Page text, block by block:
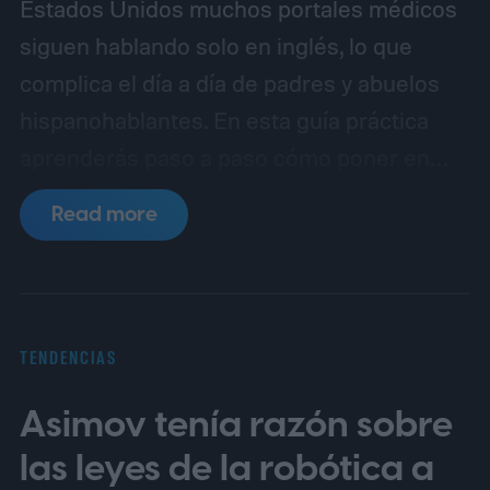
Estados Unidos muchos portales médicos
siguen hablando solo en inglés, lo que
complica el día a día de padres y abuelos
español MyChart (el portal de pacientes
basado en Epic), así como apps populares
Read more
TENDENCIAS
Asimov tenía razón sobre
las leyes de la robótica a